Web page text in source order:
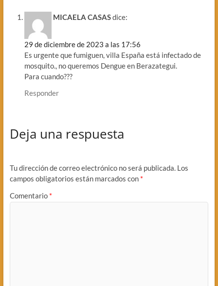
MICAELA CASASdice:
29 de diciembre de 2023 a las 17:56
Es urgente que fumiguen, villa España está infectado de
mosquito., no queremos Dengue en Berazategui.
Para cuando???
Responder
Deja una respuesta
Tu dirección de correo electrónico no será publicada. Los
campos obligatorios están marcados con *
Comentario *